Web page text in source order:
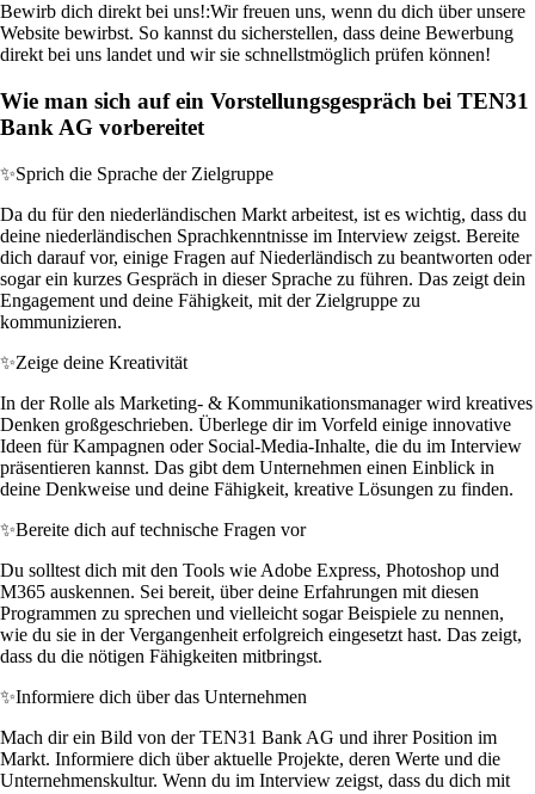
Bewirb dich direkt bei uns!:Wir freuen uns, wenn du dich über unsere
Website bewirbst. So kannst du sicherstellen, dass deine Bewerbung
direkt bei uns landet und wir sie schnellstmöglich prüfen können!
Wie man sich auf ein Vorstellungsgespräch bei TEN31
Bank AG vorbereitet
✨Sprich die Sprache der Zielgruppe
Da du für den niederländischen Markt arbeitest, ist es wichtig, dass du
deine niederländischen Sprachkenntnisse im Interview zeigst. Bereite
dich darauf vor, einige Fragen auf Niederländisch zu beantworten oder
sogar ein kurzes Gespräch in dieser Sprache zu führen. Das zeigt dein
Engagement und deine Fähigkeit, mit der Zielgruppe zu
kommunizieren.
✨Zeige deine Kreativität
In der Rolle als Marketing- & Kommunikationsmanager wird kreatives
Denken großgeschrieben. Überlege dir im Vorfeld einige innovative
Ideen für Kampagnen oder Social-Media-Inhalte, die du im Interview
präsentieren kannst. Das gibt dem Unternehmen einen Einblick in
deine Denkweise und deine Fähigkeit, kreative Lösungen zu finden.
✨Bereite dich auf technische Fragen vor
Du solltest dich mit den Tools wie Adobe Express, Photoshop und
M365 auskennen. Sei bereit, über deine Erfahrungen mit diesen
Programmen zu sprechen und vielleicht sogar Beispiele zu nennen,
wie du sie in der Vergangenheit erfolgreich eingesetzt hast. Das zeigt,
dass du die nötigen Fähigkeiten mitbringst.
✨Informiere dich über das Unternehmen
Mach dir ein Bild von der TEN31 Bank AG und ihrer Position im
Markt. Informiere dich über aktuelle Projekte, deren Werte und die
Unternehmenskultur. Wenn du im Interview zeigst, dass du dich mit